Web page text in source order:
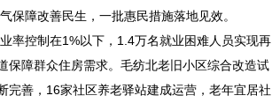
障改善民生，一批惠民措施落地见效。
控制在1%以下，1.4万名就业困难人员实现再
障群众住房需求。毛纺北老旧小区综合改造试
完善，16家社区养老驿站建成运营，老年宜居社